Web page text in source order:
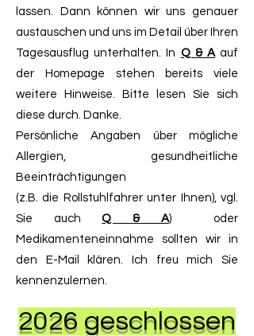
lassen. Dann können wir uns genauer
austauschen und uns im Detail über Ihren
Tagesausflug unterhalten. In Q & Aauf
der Homepage stehen bereits viele
weitere Hinweise. Bitte lesen Sie sich
diese durch. Danke.
Persönliche Angaben über mögliche
Allergien, gesundheitliche
Beeinträchtigungen
(z.B. die Rollstuhlfahrer unter Ihnen), vgl.
Sie auchQ & A) oder
Medikamenteneinnahme sollten wir in
den E-Mail klären. Ich freu mich Sie
kennenzulernen.
2026 geschlossen